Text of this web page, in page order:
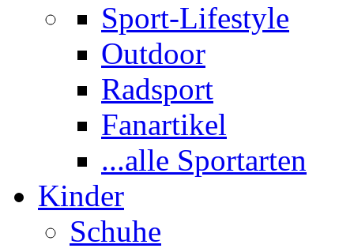
Sport-Lifestyle
Outdoor
Radsport
Fanartikel
...alle Sportarten
Kinder
Schuhe